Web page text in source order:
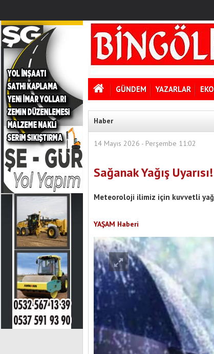
GÜNDEM YAZARLAR
Haber
14 Mayıs 2026 - Perşembe 11:02
Sağanak Yağış Uyarısı!
Meteoroloji ilimiz için kuvvetli
YAŞAM Haberi